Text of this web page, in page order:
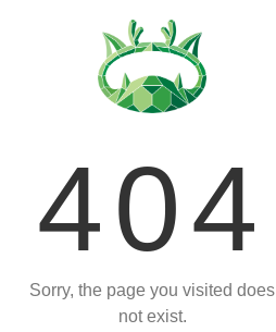
404
Sorry, the page you visited does
not exist.